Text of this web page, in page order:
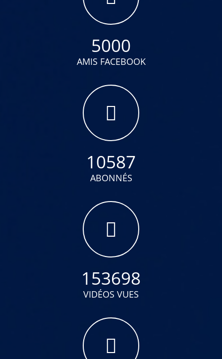
5000
AMIS FACEBOOK
10587
ABONNÉS
153698
VIDÉOS VUES